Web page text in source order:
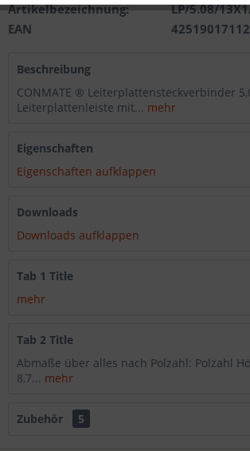
Artikelbezeichnung:
LP/5.08/
EAN
Beschreibung
CONMATE ® Leiterplattensteckverbinder
Leiterplattenleiste mit... mehr
Eigenschaften
Eigenschaften aufklappen
Downloads
Downloads aufklappen
Tab 1 Title
mehr
Tab 2 Title
Abmaße über alles nach Polzahl: Polzahl
8,7... mehr
Zubehör 5